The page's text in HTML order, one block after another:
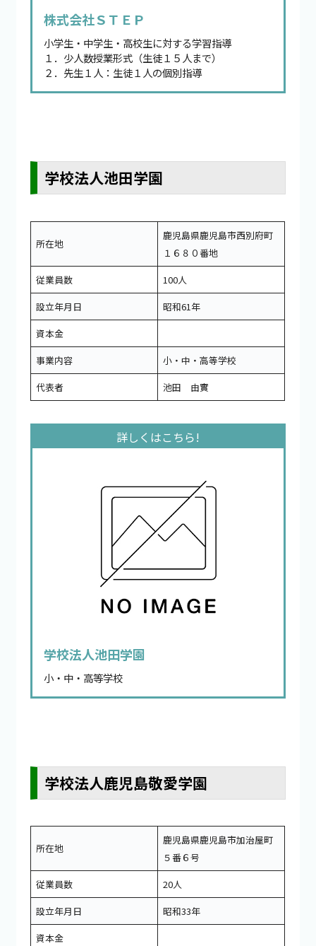
株式会社ＳＴＥＰ
小学生・中学生・高校生に対する学習指導
１．少人数授業形式（生徒１５人まで）
２．先生１人：生徒１人の個別指導
学校法人池田学園
所在地
鹿児島県鹿児島市西別府町
１６８０番地
従業員数
100人
設立年月日
昭和61年
資本金
事業内容
小・中・高等学校
代表者
池田 由實
学校法人池田学園
小・中・高等学校
学校法人鹿児島敬愛学園
所在地
鹿児島県鹿児島市加治屋町
５番６号
従業員数
20人
設立年月日
昭和33年
資本金